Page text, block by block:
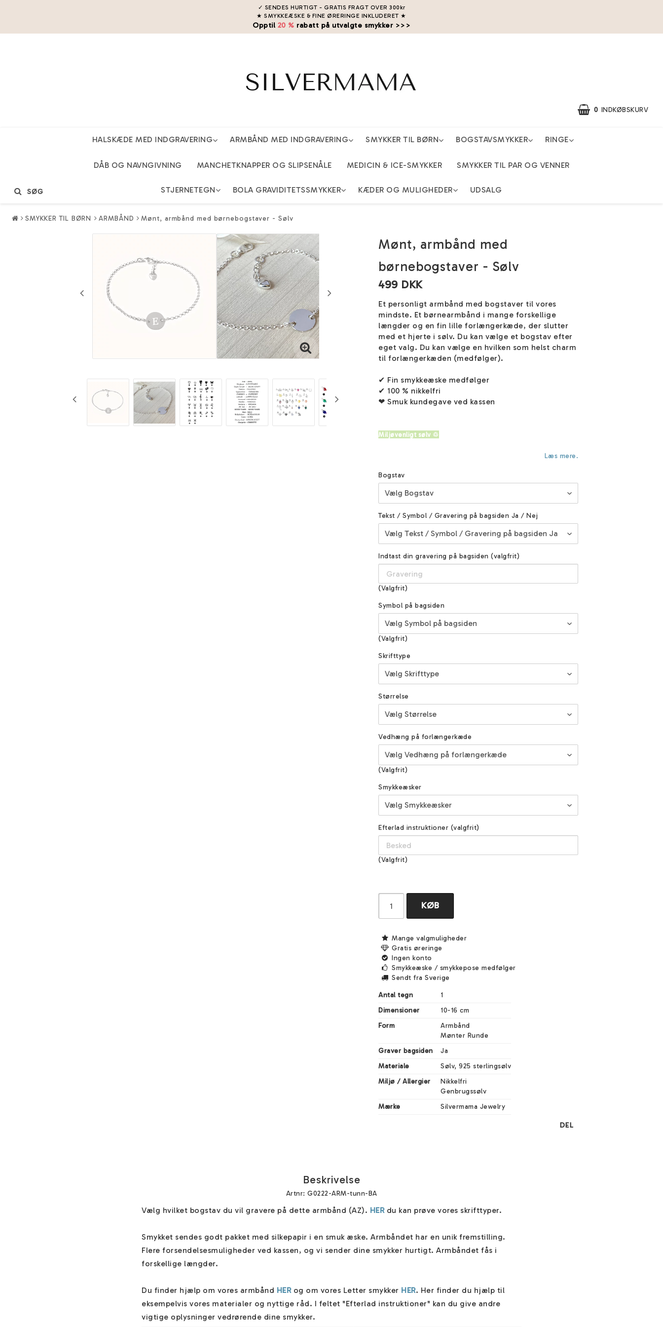
✓ SENDES HURTIGT - GRATIS FRAGT OVER 300kr
★ SMYKKEÆSKE & FINE ØRERINGE INKLUDERET ★
Opptil 20 % rabatt på utvalgte smykker >>>
0 INDKØBSKURV
HALSKÆDE MED INDGRAVERING ARMBÅND MED INDGRAVERING SMYKKER TIL BØRN BOGSTAVSMYKKER RINGE
DÅB OG NAVNGIVNING MANCHETKNAPPER OG SLIPSENÅLE MEDICIN & ICE-SMYKKER SMYKKER TIL PAR OG VENNER
STJERNETEGN BOLA GRAVIDITETSSMYKKER KÆDER OG MULIGHEDER UDSALG
SØG
SMYKKER TIL BØRN ARMBÅND Mønt, armbånd med børnebogstaver - Sølv
Mønt, armbånd med
børnebogstaver - Sølv
499 DKK
Et personligt armbånd med bogstaver til vores
mindste. Et børnearmbånd i mange forskellige
længder og en fin lille forlængerkæde, der slutter
med et hjerte i sølv. Du kan vælge et bogstav efter
eget valg. Du kan vælge en hvilken som helst charm
til forlængerkæden (medfølger).
✔ Fin smykkeæske medfølger
✔ 100 % nikkelfri
❤ Smuk kundegave ved kassen
Miljøvenligt sølv ♲
Læs mere.
Bogstav
Tekst / Symbol / Gravering på bagsiden Ja / Nej
Indtast din gravering på bagsiden (valgfrit)
(Valgfrit)
Symbol på bagsiden
(Valgfrit)
Skrifttype
Størrelse
Vedhæng på forlængerkæde
(Valgfrit)
Smykkeæsker
Efterlad instruktioner (valgfrit)
(Valgfrit)
KØB
Mange valgmuligheder
Gratis øreringe
Ingen konto
Smykkeæske / smykkepose medfølger
Sendt fra Sverige
Antal tegn
1
Dimensioner
10-16 cm
Form
Armbånd
Mønter Runde
Graver bagsiden
Ja
Materiale
Sølv, 925 sterlingsølv
Miljø / Allergier
Nikkelfri
Genbrugssølv
Mærke
Silvermama Jewelry
DEL
Beskrivelse
Artnr: G0222-ARM-tunn-BA
Vælg hvilket bogstav du vil gravere på dette armbånd (AZ). HER du kan prøve vores skrifttyper.
Smykket sendes godt pakket med silkepapir i en smuk æske. Armbåndet har en unik fremstilling.
Flere forsendelsesmuligheder ved kassen, og vi sender dine smykker hurtigt. Armbåndet fås i
forskellige længder.
Du finder hjælp om vores armbånd HER og om vores Letter smykker HER. Her finder du hjælp til
eksempelvis vores materialer og nyttige råd. I feltet "Efterlad instruktioner" kan du give andre
vigtige oplysninger vedrørende dine smykker.